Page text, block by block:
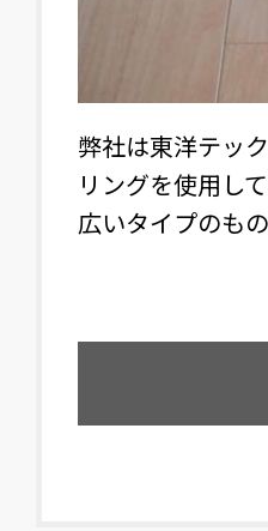
弊社は東洋テッ
リングを使用し
広いタイプのも